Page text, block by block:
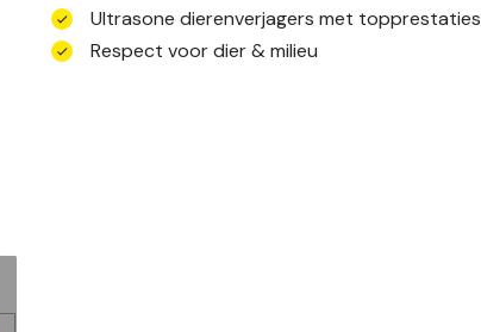
Ultrasone dierenverjagers met topprestaties
Respect voor dier & milieu